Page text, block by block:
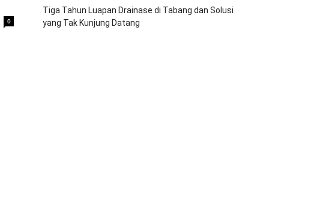
0
Tiga Tahun Luapan Drainase di Tabang dan Solusi
yang Tak Kunjung Datang